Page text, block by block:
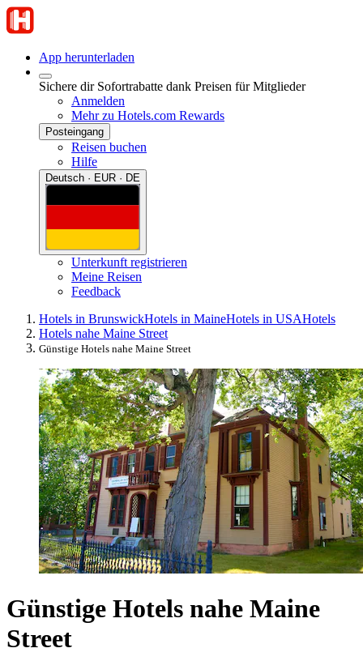
App herunterladen
Sichere dir Sofortrabatte dank Preisen für Mitglieder
Anmelden
Mehr zu Hotels.com Rewards
Posteingang
Reisen buchen
Hilfe
Deutsch · EUR · DE
Unterkunft registrieren
Meine Reisen
Feedback
Hotels in BrunswickHotels in MaineHotels in USAHotels
Hotels nahe Maine Street
Günstige Hotels nahe Maine Street
Günstige Hotels nahe Maine
Street